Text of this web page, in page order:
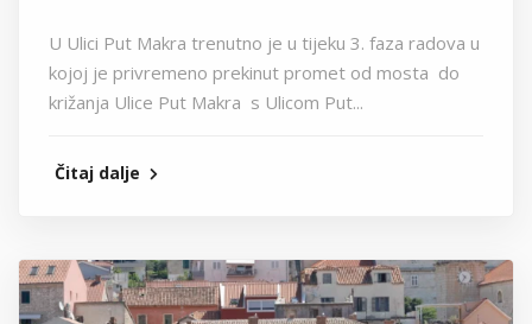
U Ulici Put Makra trenutno je u tijeku 3. faza radova u
kojoj je privremeno prekinut promet od mosta do
križanja Ulice Put Makra s Ulicom Put...
Čitaj dalje